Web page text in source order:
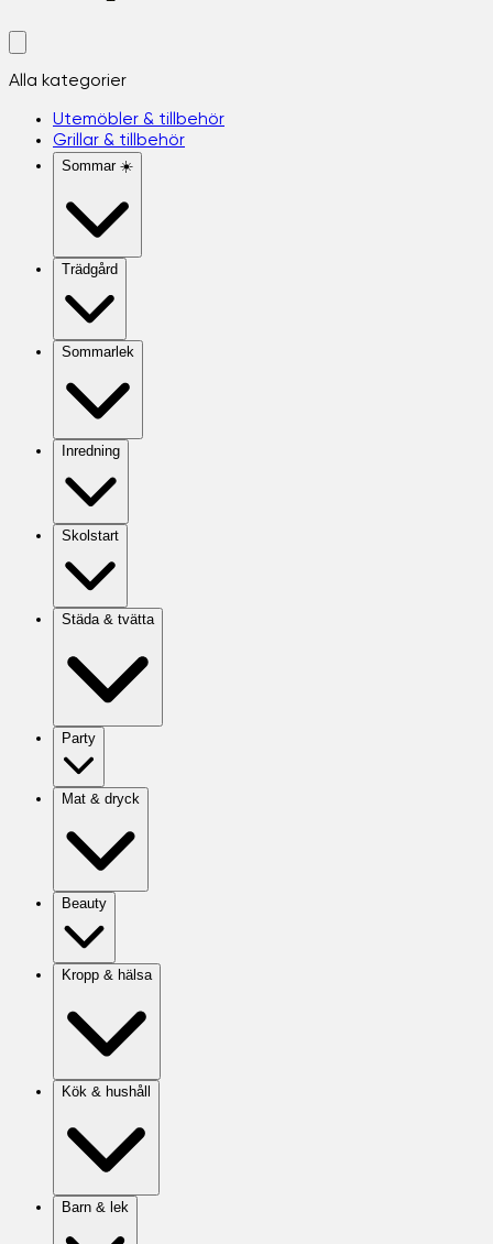
Alla kategorier
Utemöbler & tillbehör
Grillar & tillbehör
Sommar ☀️
Trädgård
Sommarlek
Inredning
Skolstart
Städa & tvätta
Party
Mat & dryck
Beauty
Kropp & hälsa
Kök & hushåll
Barn & lek